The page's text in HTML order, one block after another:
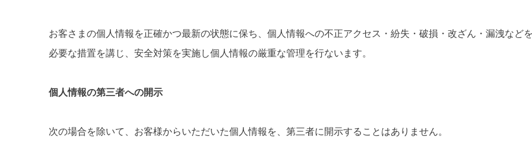
お客さまの個人情報を正確かつ最新の状態に保ち、個人情報への不正アクセス・紛失・破損・改ざん・漏洩など
必要な措置を講じ、安全対策を実施し個人情報の厳重な管理を行ないます。
個人情報の第三者への開示
次の場合を除いて、お客様からいただいた個人情報を、第三者に開示することはありません。